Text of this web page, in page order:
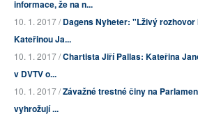
informace, že na n...
10. 1. 2017 /Dagens Nyheter: "Lživý
Kateřinou Ja...
10. 1. 2017 /Chartista Jiří Pallas: Kateřina
v DVTV o...
10. 1. 2017 /Závažné trestné činy na
vyhrožují ...